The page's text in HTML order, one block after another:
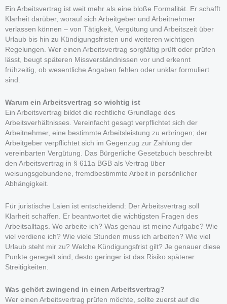
Ein Arbeitsvertrag ist weit mehr als eine bloße Formalität. Er schafft
Klarheit darüber, worauf sich Arbeitgeber und Arbeitnehmer
verlassen können – von Tätigkeit, Vergütung und Arbeitszeit über
Urlaub bis hin zu Kündigungsfristen und weiteren wichtigen
Regelungen. Wer einen Arbeitsvertrag sorgfältig prüft oder prüfen
lässt, beugt späteren Missverständnissen vor und erkennt
frühzeitig, ob wesentliche Angaben fehlen oder unklar formuliert
sind.
Warum ein Arbeitsvertrag so wichtig ist
Ein Arbeitsvertrag bildet die rechtliche Grundlage des
Arbeitsverhältnisses. Vereinfacht gesagt verpflichtet sich der
Arbeitnehmer, eine bestimmte Arbeitsleistung zu erbringen; der
Arbeitgeber verpflichtet sich im Gegenzug zur Zahlung der
vereinbarten Vergütung. Das Bürgerliche Gesetzbuch beschreibt
den Arbeitsvertrag in § 611a BGB als Vertrag über
weisungsgebundene, fremdbestimmte Arbeit in persönlicher
Abhängigkeit.
Für juristische Laien ist entscheidend: Der Arbeitsvertrag soll
Klarheit schaffen. Er beantwortet die wichtigsten Fragen des
Arbeitsalltags. Wo arbeite ich? Was genau ist meine Aufgabe? Wie
viel verdiene ich? Wie viele Stunden muss ich arbeiten? Wie viel
Urlaub steht mir zu? Welche Kündigungsfrist gilt? Je genauer diese
Punkte geregelt sind, desto geringer ist das Risiko späterer
Streitigkeiten.
Was gehört zwingend in einen Arbeitsvertrag?
Wer einen Arbeitsvertrag prüfen möchte, sollte zuerst auf die